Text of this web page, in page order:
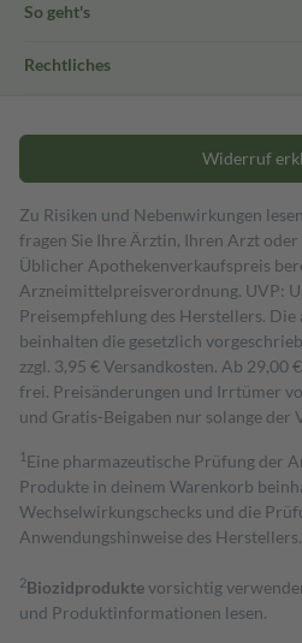
So geht's
Rechtliches
Widerruf
Zu Risiken und Nebenwirkungen
fragen Sie Ihre Ärztin, Ihren Arzt
Üblicher Apothekenverkaufspreis
Arzneimittelpreisverordnung. UVP:
Preisempfehlung des Herstellers. Die
beinhalten die gesetzlich
zzgl. 3,95 € Versandkosten. Ab
frei. Preisänderungen und Irrtümer
und Gratis-Beigaben nur solange der
1 Eine pharmazeutische Prüfung der
Produkte in deinem Warenkorb
Wechselwirkungschecks und die
Anwendungshinweise des Herstellers.
2Biozidproduktevorsichtig
und Produktinformationen lesen.